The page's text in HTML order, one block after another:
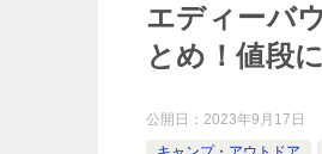
エディーバ
とめ！値段
公開日： 2023年9月17日